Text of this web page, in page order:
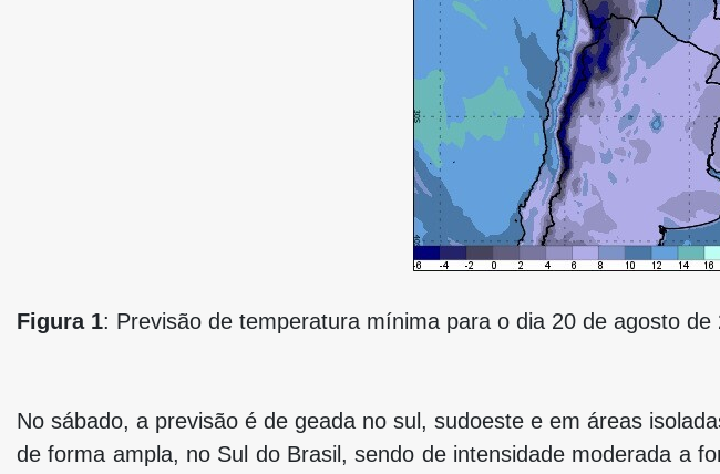
Figura 1: Previsão de temperatura mínima para o dia 20 de agosto
No sábado, a previsão é de geada no sul, sudoeste e em áreas
de forma ampla, no Sul do Brasil, sendo de intensidade moderada a